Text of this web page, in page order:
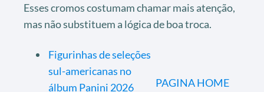
Esses cromos costumam chamar mais atenção,
mas não substituem a lógica de boa troca.
Figurinhas de seleções
sul-americanas no
álbum Panini 2026
PAGINA HOME